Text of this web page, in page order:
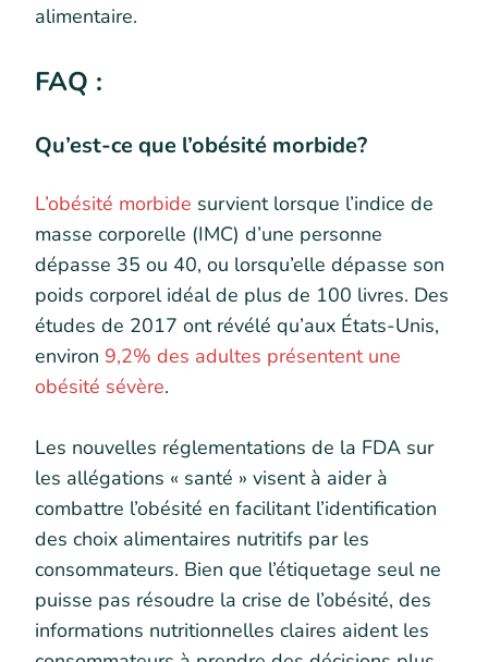
alimentaire.
FAQ :
Qu’est-ce que l’obésité morbide?
L’obésité morbide survient lorsque l’indice de
masse corporelle (IMC) d’une personne
dépasse 35 ou 40, ou lorsqu’elle dépasse son
poids corporel idéal de plus de 100 livres. Des
études de 2017 ont révélé qu’aux États-Unis,
environ 9,2% des adultes présentent une
obésité sévère.
Les nouvelles réglementations de la FDA sur
les allégations « santé » visent à aider à
combattre l’obésité en facilitant l’identification
des choix alimentaires nutritifs par les
consommateurs. Bien que l’étiquetage seul ne
puisse pas résoudre la crise de l’obésité, des
informations nutritionnelles claires aident les